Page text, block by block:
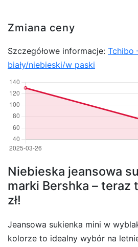
Zmiana ceny
Szczegółowe informacje: Tchibo
biały/niebieski/w paski
Niebieska jeansowa
marki Bershka – teraz
zł!
Jeansowa sukienka mini w
kolorze to idealny wybór na